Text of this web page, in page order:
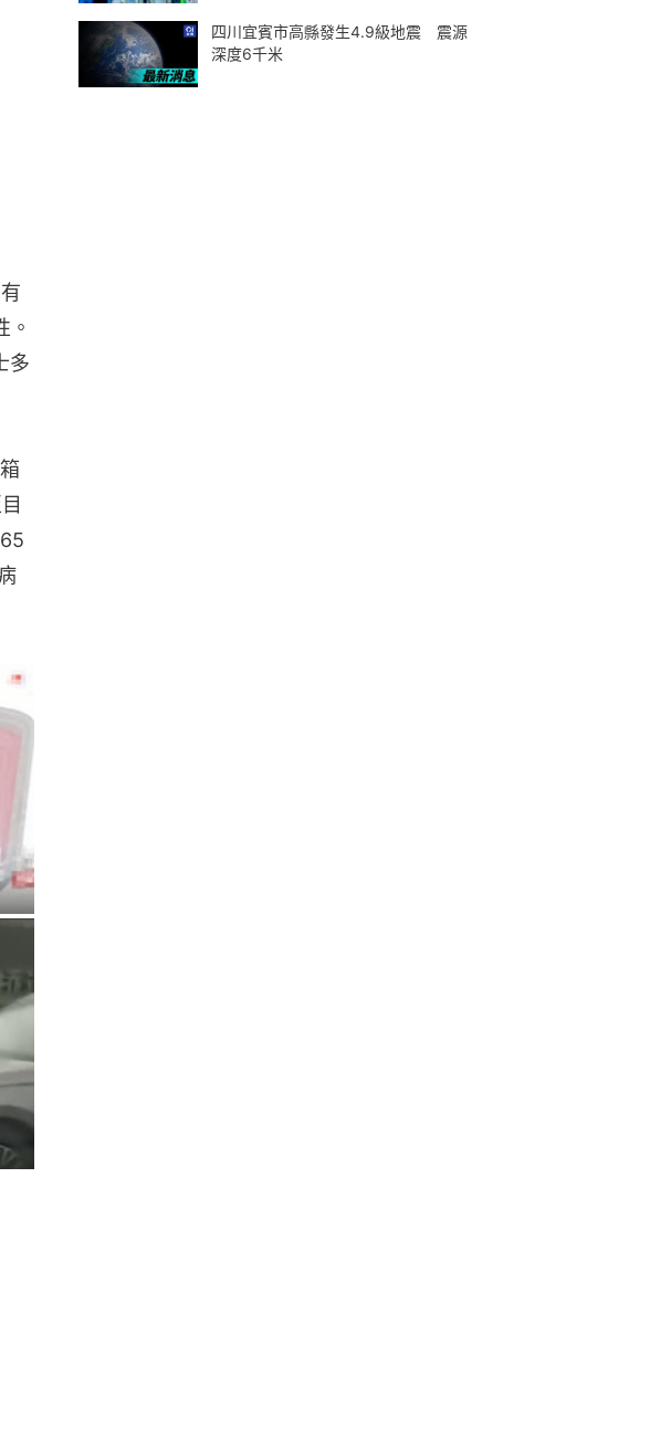
。
多
四川宜賓市高縣發生4.9級地震 震源
深度6千米